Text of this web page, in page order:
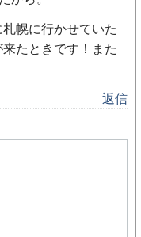
幌に行かせていた
たときです！また
返信